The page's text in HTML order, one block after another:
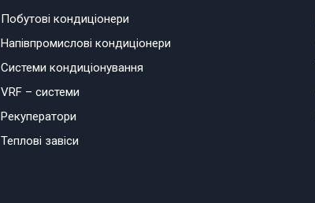
Побутові кондиціонери
Напівпромислові кондиціонери
Системи кондиціонування
VRF – системи
Рекуператори
Теплові завіси